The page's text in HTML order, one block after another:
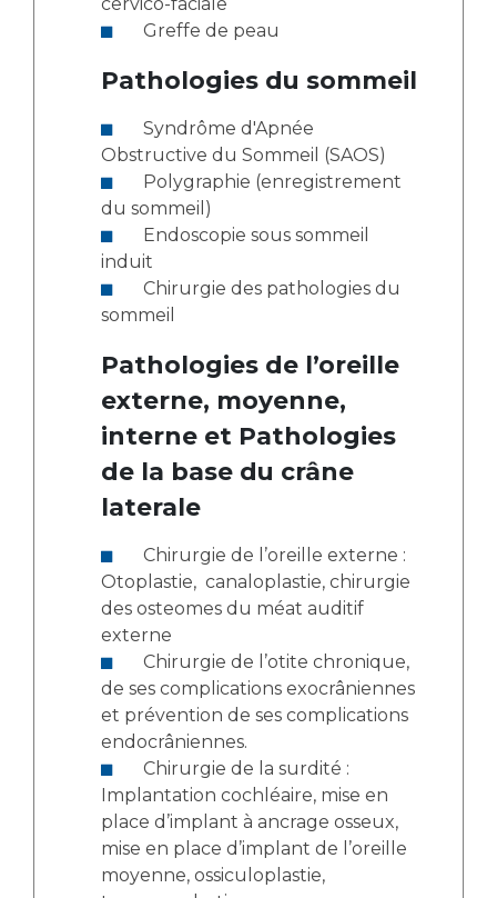
Greffe de peau
Pathologies du sommeil
Obstructive du Sommeil (SAOS)
du sommeil)
induit
sommeil
Pathologies de l’oreille
externe, moyenne,
interne et Pathologies
de la base du crâne
laterale
Otoplastie, canaloplastie, chirurgie
des osteomes du méat auditif
externe
de ses complications exocrâniennes
et prévention de ses complications
endocrâniennes.
Implantation cochléaire, mise en
place d’implant à ancrage osseux,
mise en place d’implant de l’oreille
moyenne, ossiculoplastie,